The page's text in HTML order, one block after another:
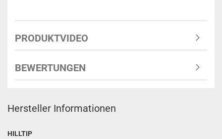
PRODUKTVIDEO
BEWERTUNGEN
Hersteller Informationen
HILLTIP